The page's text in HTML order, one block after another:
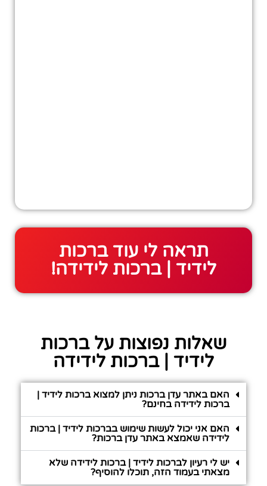
תראה לי עוד ברכות
לידיד | ברכות לידידה!
שאלות נפוצות על ברכות
לידיד | ברכות לידידה
האם באתר עדן ברכות ניתן למצוא ברכות לידיד |
ברכות לידידה בחינם?
האם אני יכול לעשות שימוש בברכות לידיד | ברכות
לידידה שאמצא באתר עדן ברכות?
יש לי רעיון לברכות לידיד | ברכות לידידה שלא
מצאתי בעמוד הזה, תוכלו להוסיף?